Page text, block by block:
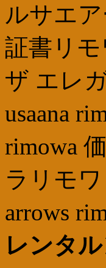
ルサエ
証書リ
ザ エレ
usaana
rimowa
ラリモ
arrows
レンタル